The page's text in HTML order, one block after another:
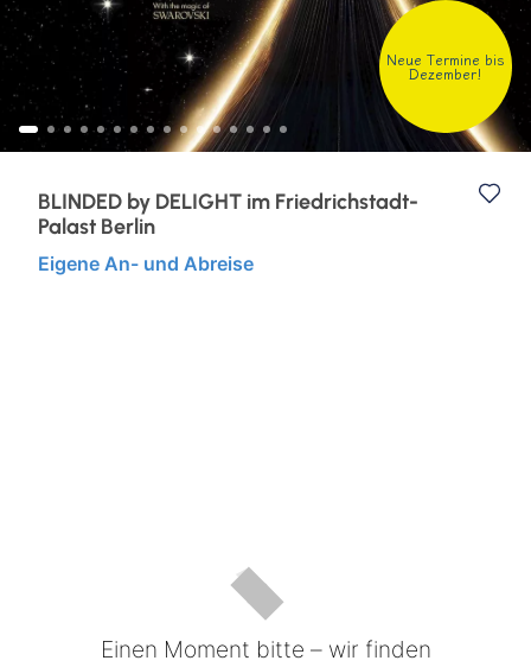
Eventreisen
Klassische Konzerte
Konzertreisen
Kurzurlaub
Ruhr & Rhein
Europa
Neue Termine bis
Dezember!
BLINDED by DELIGHT im Friedrichstadt-
Palast Berlin
Eigene An- und Abreise
Einen Moment bitte – wir finden